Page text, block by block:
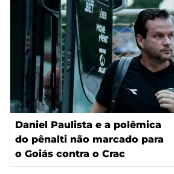
Daniel Paulista e a polêmica
do pênalti não marcado para
o Goiás contra o Crac